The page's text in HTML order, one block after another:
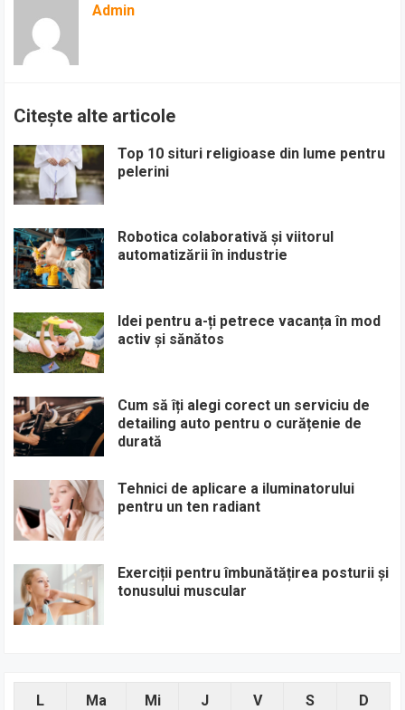
Admin
Citește alte articole
Top 10 situri religioase din lume pentru
pelerini
Robotica colaborativă și viitorul
automatizării în industrie
Idei pentru a-ți petrece vacanța în mod
activ și sănătos
Cum să îți alegi corect un serviciu de
detailing auto pentru o curățenie de
durată
Tehnici de aplicare a iluminatorului
pentru un ten radiant
Exerciții pentru îmbunătățirea posturii și
tonusului muscular
L Ma Mi J V S D